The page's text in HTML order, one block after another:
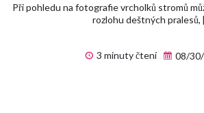
Při pohledu na fotografie vrcholků stromů
rozlohu deštných pralesů,
3 minuty čtení 08/